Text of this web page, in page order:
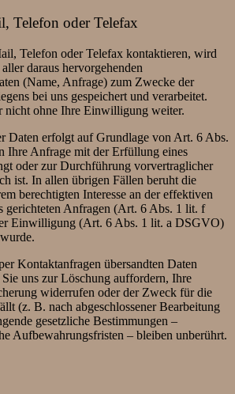
Telefon oder Telefax
Telefon oder Telefax kontaktieren, wird
daraus hervorgehenden
(Name, Anfrage) zum Zwecke der
bei uns gespeichert und verarbeitet.
nicht ohne Ihre Einwilligung weiter.
Daten erfolgt auf Grundlage von Art. 6 Abs.
Ihre Anfrage mit der Erfüllung eines
oder zur Durchführung vorvertraglicher
ist. In allen übrigen Fällen beruht die
berechtigten Interesse an der effektiven
gerichteten Anfragen (Art. 6 Abs. 1 lit. f
Einwilligung (Art. 6 Abs. 1 lit. a DSGVO)
Kontaktanfragen übersandten Daten
uns zur Löschung auffordern, Ihre
widerrufen oder der Zweck für die
(z. B. nach abgeschlossener Bearbeitung
gesetzliche Bestimmungen –
Aufbewahrungsfristen – bleiben unberührt.